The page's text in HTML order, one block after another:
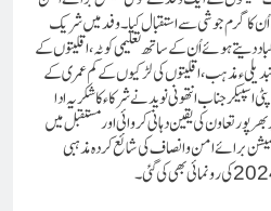
کا گرم جوشی سے استقبال کیا۔ وفد میں شریک
دیتے ہوئے اُن کے ساتھ تعلیمی کوٹہ، اقلیتوں کے
، اقلیتوں کی لڑکیوں کے کم عمری کے
جناب انتھونی نوید نے شرکاء کا شکریہ ادا
تعاون کی یقین دہانی کروائی اور مستقبل میں
برائے امن وانصاف کی شائع کردہ مذہبی
کی رونمائی بھی کی گئی۔